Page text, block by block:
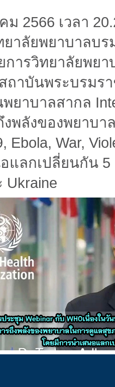
2566 เวลา
าลัยพยาบาลบ
การวิทยาลัยพ
ถาบันพระบรมร
ยาบาลสากล
งพลังของพยาบ
Ebola, War,
แลกเปลี่ยนกัน 5
Ukraine